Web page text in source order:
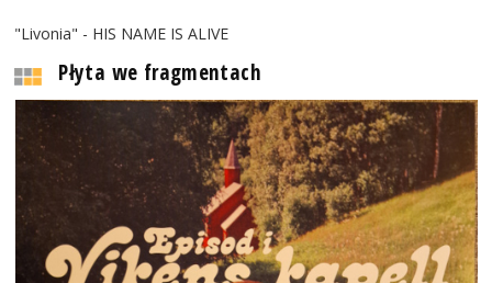
"Livonia" - HIS NAME IS ALIVE
Płyta we fragmentach